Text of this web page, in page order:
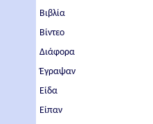
Βιβλία
Βίντεο
Διάφορα
Έγραψαν
Είδα
Είπαν